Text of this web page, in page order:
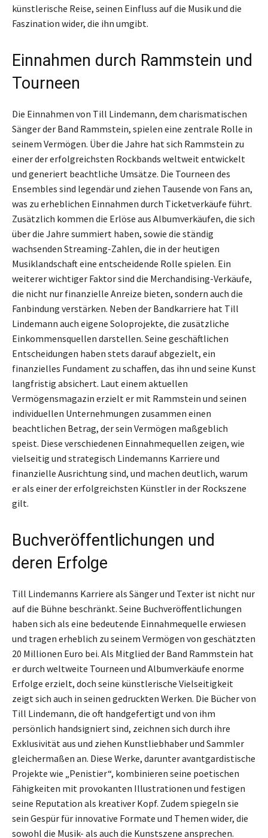
künstlerische Reise, seinen Einfluss auf die Musik und die
Faszination wider, die ihn umgibt.
Einnahmen durch Rammstein und
Tourneen
Die Einnahmen von Till Lindemann, dem charismatischen
Sänger der Band Rammstein, spielen eine zentrale Rolle in
seinem Vermögen. Über die Jahre hat sich Rammstein zu
einer der erfolgreichsten Rockbands weltweit entwickelt
und generiert beachtliche Umsätze. Die Tourneen des
Ensembles sind legendär und ziehen Tausende von Fans an,
was zu erheblichen Einnahmen durch Ticketverkäufe führt.
Zusätzlich kommen die Erlöse aus Albumverkäufen, die sich
über die Jahre summiert haben, sowie die ständig
wachsenden Streaming-Zahlen, die in der heutigen
Musiklandschaft eine entscheidende Rolle spielen. Ein
weiterer wichtiger Faktor sind die Merchandising-Verkäufe,
die nicht nur finanzielle Anreize bieten, sondern auch die
Fanbindung verstärken. Neben der Bandkarriere hat Till
Lindemann auch eigene Soloprojekte, die zusätzliche
Einkommensquellen darstellen. Seine geschäftlichen
Entscheidungen haben stets darauf abgezielt, ein
finanzielles Fundament zu schaffen, das ihn und seine Kunst
langfristig absichert. Laut einem aktuellen
Vermögensmagazin erzielt er mit Rammstein und seinen
individuellen Unternehmungen zusammen einen
beachtlichen Betrag, der sein Vermögen maßgeblich
speist. Diese verschiedenen Einnahmequellen zeigen, wie
vielseitig und strategisch Lindemanns Karriere und
finanzielle Ausrichtung sind, und machen deutlich, warum
er als einer der erfolgreichsten Künstler in der Rockszene
gilt.
Buchveröffentlichungen und
deren Erfolge
Till Lindemanns Karriere als Sänger und Texter ist nicht nur
auf die Bühne beschränkt. Seine Buchveröffentlichungen
haben sich als eine bedeutende Einnahmequelle erwiesen
und tragen erheblich zu seinem Vermögen von geschätzten
20 Millionen Euro bei. Als Mitglied der Band Rammstein hat
er durch weltweite Tourneen und Albumverkäufe enorme
Erfolge erzielt, doch seine künstlerische Vielseitigkeit
zeigt sich auch in seinen gedruckten Werken. Die Bücher von
Till Lindemann, die oft handgefertigt und von ihm
persönlich handsigniert sind, zeichnen sich durch ihre
Exklusivität aus und ziehen Kunstliebhaber und Sammler
gleichermaßen an. Diese Werke, darunter avantgardistische
Projekte wie „Penistier“, kombinieren seine poetischen
Fähigkeiten mit provokanten Illustrationen und festigen
seine Reputation als kreativer Kopf. Zudem spiegeln sie
sein Gespür für innovative Formate und Themen wider, die
sowohl die Musik- als auch die Kunstszene ansprechen.